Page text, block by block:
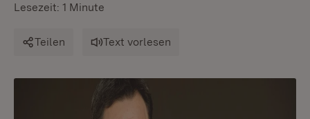
Lesezeit: 1 Minute
Teilen Text vorlesen